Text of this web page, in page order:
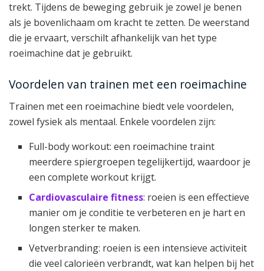
trekt. Tijdens de beweging gebruik je zowel je benen
als je bovenlichaam om kracht te zetten. De weerstand
die je ervaart, verschilt afhankelijk van het type
roeimachine dat je gebruikt.
Voordelen van trainen met een roeimachine
Trainen met een roeimachine biedt vele voordelen,
zowel fysiek als mentaal. Enkele voordelen zijn:
Full-body workout: een roeimachine traint
meerdere spiergroepen tegelijkertijd, waardoor je
een complete workout krijgt.
Cardiovasculaire fitness: roeien is een effectieve
manier om je conditie te verbeteren en je hart en
longen sterker te maken.
Vetverbranding: roeien is een intensieve activiteit
die veel calorieën verbrandt, wat kan helpen bij het